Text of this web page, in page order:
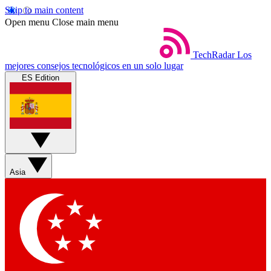
Skip to main content
Open menu Close main menu
TechRadar Los
mejores consejos tecnológicos en un solo lugar
ES Edition
Asia